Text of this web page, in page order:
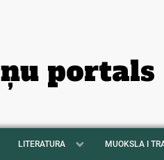
portals
LITERATURA MUOKSLA I